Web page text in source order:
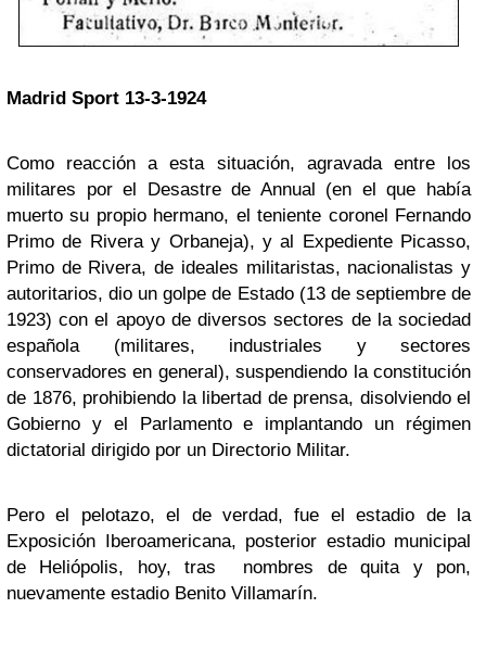
Madrid Sport 13-3-1924
Como reacción a esta situación, agravada entre los
militares por el Desastre de Annual (en el que había
muerto su propio hermano, el teniente coronel Fernando
Primo de Rivera y Orbaneja), y al Expediente Picasso,
Primo de Rivera, de ideales militaristas, nacionalistas y
autoritarios, dio un golpe de Estado (13 de septiembre de
1923) con el apoyo de diversos sectores de la sociedad
española (militares, industriales y sectores
conservadores en general), suspendiendo la constitución
de 1876, prohibiendo la libertad de prensa, disolviendo el
Gobierno y el Parlamento e implantando un régimen
dictatorial dirigido por un Directorio Militar.
Pero el pelotazo, el de verdad, fue el estadio de la
Exposición Iberoamericana, posterior estadio municipal
de Heliópolis, hoy, tras nombres de quita y pon,
nuevamente estadio Benito Villamarín.